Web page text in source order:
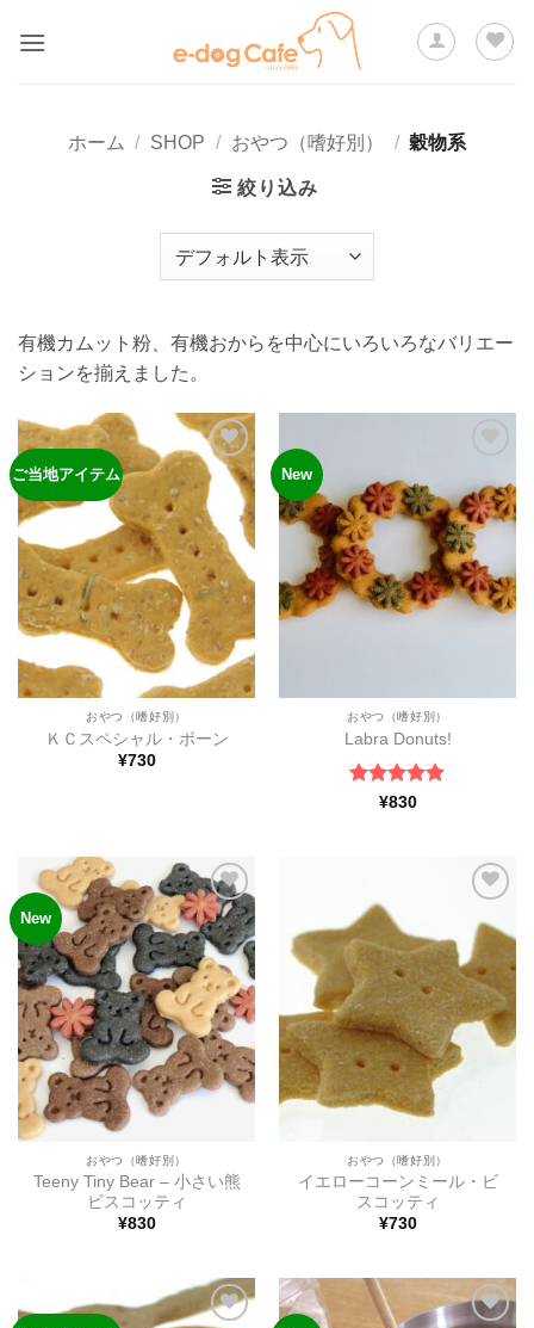
ホーム / SHOP / おやつ（嗜好別） / 穀物系
絞り込み
有機カムット粉、有機おからを中心にいろいろなバリエー
ションを揃えました。
ご当地アイテム
ほし
い物
リス
トに
追加
おやつ（嗜好別）
ＫＣスペシャル・ボーン
¥730
New
い物
リス
トに
追加
おやつ（嗜好別）
Labra Donuts!
5段階中5
¥830
New
ほし
い物
リス
トに
追加
おやつ（嗜好別）
Teeny Tiny Bear – 小さい熊
ビスコッティ
¥830
い物
トに
追加
おやつ（嗜好別）
イエローコーンミール・ビ
スコッティ
¥730